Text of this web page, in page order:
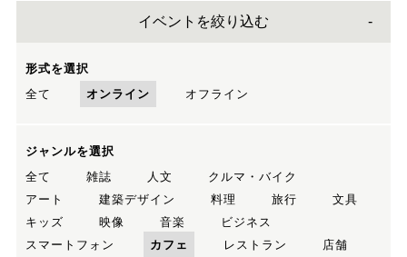
イベントを絞り込む
形式を選択
全て
オンライン オフライン
ジャンルを選択
全て
雑誌 人文
クルマ・バイク
アート
建築デザイン 料理 旅行
文具
キッズ
映像 音楽
ビジネス
スマートフォン
カフェ レストラン
店舗